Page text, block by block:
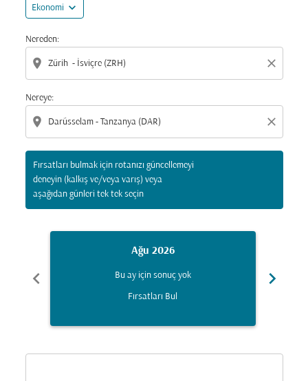
Ekonomi expand_more
Nereden:
location_on close
Nereye:
location_on close
Fırsatları bulmak için rotanızı güncellemeyi
deneyin (kalkış ve/veya varış) veya
aşağıdan günleri tek tek seçin
chevron_left
Ağu 2026
Bu ay için sonuç yok
Fırsatları Bul
chevron_right